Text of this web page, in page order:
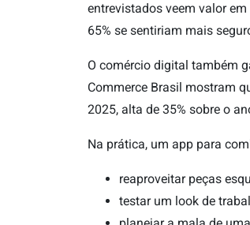
entrevistados veem valor
65% se sentiriam mais
O comércio digital também
Commerce Brasil mostram
2025, alta de 35% sobre o
Na prática, um app para
reaproveitar peças
testar um look de